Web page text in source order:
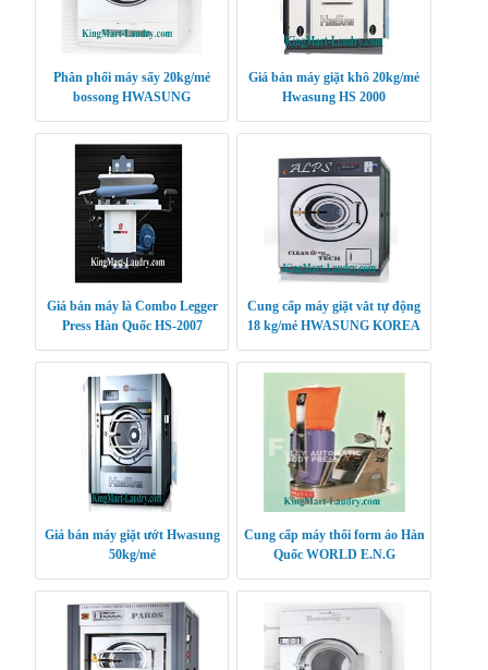
Phân phối máy sấy 20kg/mẻ
bossong HWASUNG
Giá bán máy giặt khô 20kg/mẻ
Hwasung HS 2000
Giá bán máy là Combo Legger
Press Hàn Quốc HS-2007
Cung cấp máy giặt vắt tự động
18 kg/mẻ HWASUNG KOREA
Giá bán máy giặt ướt Hwasung
50kg/mẻ
Cung cấp máy thổi form áo Hàn
Quốc WORLD E.N.G